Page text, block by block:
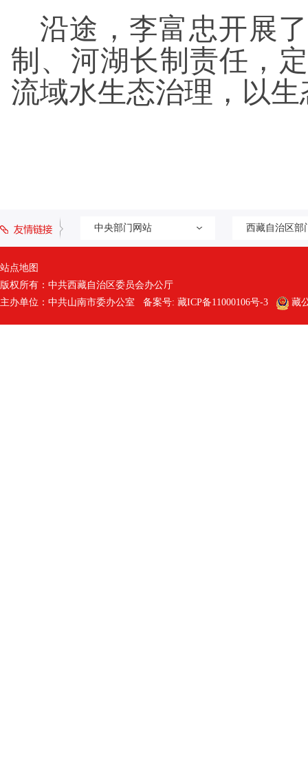
沿途，李富忠开展
制、河湖长制责任，
流域水生态治理，以
中央部门网站 西藏自治区部
站点地图
版权所有：中共西藏自治区委员会办公厅
主办单位：中共山南市委办公室 备案号: 藏ICP备11000106号-3 藏